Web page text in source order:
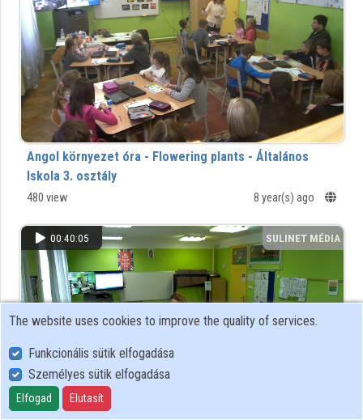
Organization playlists
Organizations
Contributors
Angol környezet óra - Flowering plants - Általános
Iskola 3. osztály
480 view 8 year(s) ago
00:40:05
SULINET MÉDIA
The website uses cookies to improve the quality of services.
Funkcionális sütik elfogadása
Személyes sütik elfogadása
Elfogad Elutasít